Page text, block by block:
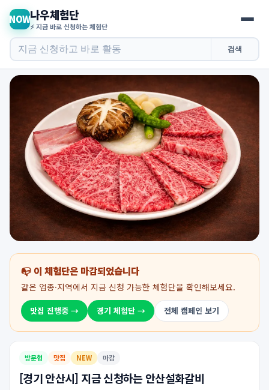
NOW나우체험단
⚡ 지금 바로 신청하는 체험단
검색
📭 이 체험단은 마감되었습니다
같은 업종·지역에서 지금 신청 가능한 체험단을 확인해보세요.
맛집 진행중 → 경기 체험단 → 전체 캠페인 보기
방문형 맛집 NEW 마감
[경기 안산시] 지금 신청하는 안산설화갈비